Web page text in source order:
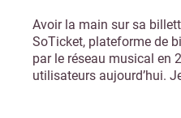
Avoir la main sur sa
SoTicket, plateforme de
par le réseau musical en
utilisateurs aujourd’hui.